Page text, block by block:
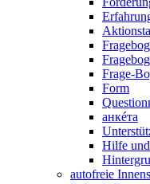
Frage-
Form
анкéта
Hilfe
autofreie